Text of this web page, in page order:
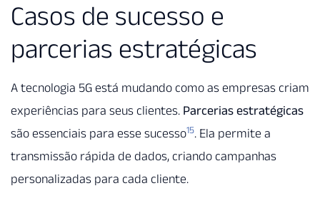
Casos de sucesso e
parcerias estratégicas
A tecnologia 5G está mudando como as empresas criam
experiências para seus clientes. Parcerias estratégicas
são essenciais para esse sucesso15. Ela permite a
transmissão rápida de dados, criando campanhas
personalizadas para cada cliente.